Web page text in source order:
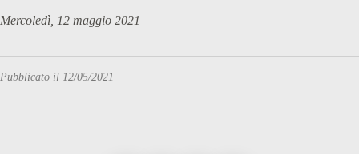
Mercoledì, 12 maggio 2021
Pubblicato il 12/05/2021